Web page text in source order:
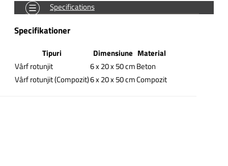
Specifications
Specifikationer
Tipuri Dimensiune Material
Vârf rotunjit
6 x 20 x 50 cmBeton
Vârf rotunjit (Compozit)6 x 20 x 50 cmCompozit